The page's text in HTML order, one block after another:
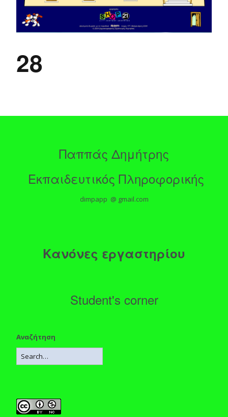
28
Παππάς Δημήτρης
Εκπαιδευτικός Πληροφορικής
dimpapp @ gmail.com
Κανόνες εργαστηρίου
Student's corner
Αναζήτηση